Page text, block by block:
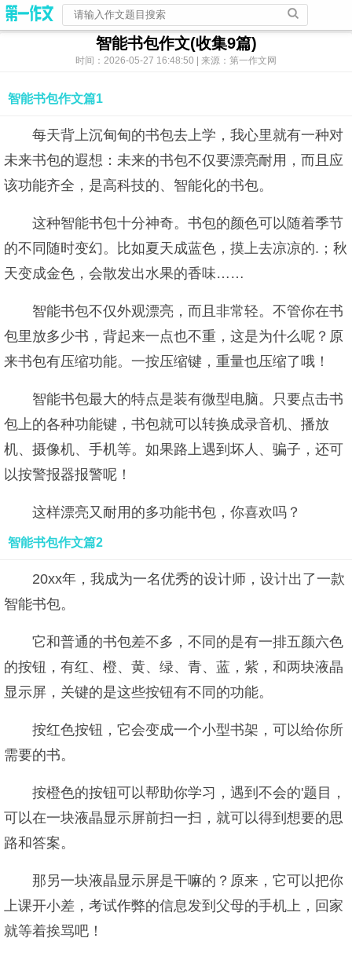
智能书包作文(收集9篇)
时间：2026-05-27 16:48:50 | 来源：第一作文网
智能书包作文篇1
每天背上沉甸甸的书包去上学，我心里就有一种对
未来书包的遐想：未来的书包不仅要漂亮耐用，而且应
该功能齐全，是高科技的、智能化的书包。
这种智能书包十分神奇。书包的颜色可以随着季节
的不同随时变幻。比如夏天成蓝色，摸上去凉凉的.；秋
天变成金色，会散发出水果的香味……
智能书包不仅外观漂亮，而且非常轻。不管你在书
包里放多少书，背起来一点也不重，这是为什么呢？原
来书包有压缩功能。一按压缩键，重量也压缩了哦！
智能书包最大的特点是装有微型电脑。只要点击书
包上的各种功能键，书包就可以转换成录音机、播放
机、摄像机、手机等。如果路上遇到坏人、骗子，还可
以按警报器报警呢！
这样漂亮又耐用的多功能书包，你喜欢吗？
智能书包作文篇2
20xx年，我成为一名优秀的设计师，设计出了一款
智能书包。
它和普通的书包差不多，不同的是有一排五颜六色
的按钮，有红、橙、黄、绿、青、蓝，紫，和两块液晶
显示屏，关键的是这些按钮有不同的功能。
按红色按钮，它会变成一个小型书架，可以给你所
需要的书。
按橙色的按钮可以帮助你学习，遇到不会的'题目，
可以在一块液晶显示屏前扫一扫，就可以得到想要的思
路和答案。
那另一块液晶显示屏是干嘛的？原来，它可以把你
上课开小差，考试作弊的信息发到父母的手机上，回家
就等着挨骂吧！